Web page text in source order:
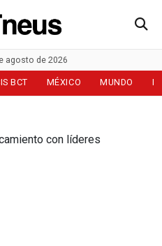
agosto de 2026
BCT MÉXICO MUNDO